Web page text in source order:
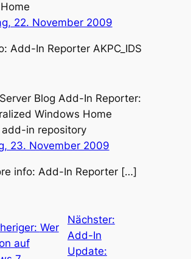
22. November 2009
Add-In Reporter AKPC_IDS
Blog Add-In Reporter:
Windows Home
add-in repository
23. November 2009
info: Add-In Reporter […]
Wer
auf
Nächster:
Add-In
Update: